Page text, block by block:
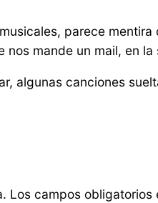
parece
mande un mail, en
algunas canciones
Los campos obligatorios